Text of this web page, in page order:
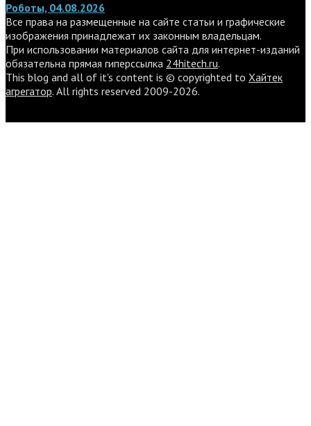
Роботы, 04.08.2026
Все права на размещенные на сайте статьи и графические
изображения принадлежат их законным владельцам.
При использовании материалов сайта для интернет-изданий
обязательна прямая гиперссылка 24hitech.ru.
This blog and all of it's content is © copyrighted to Хайтек
агрегатор. All rights reserved 2009-2026.